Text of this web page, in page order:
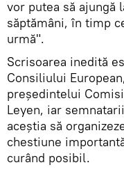
vor putea să ajungă
săptămâni, în timp
urmă".
Scrisoarea inedită
Consiliului
preşedintelui
Leyen, iar
aceștia să
chestiune
curând posibil.